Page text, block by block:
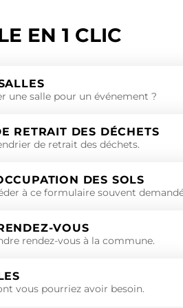
EN 1 CLIC
une salle pour un événement ?
RETRAIT DES DÉCHETS
de retrait des déchets.
DES SOLS
à ce formulaire souvent
VOUS
rendez-vous à la commune.
vous pourriez avoir besoin.